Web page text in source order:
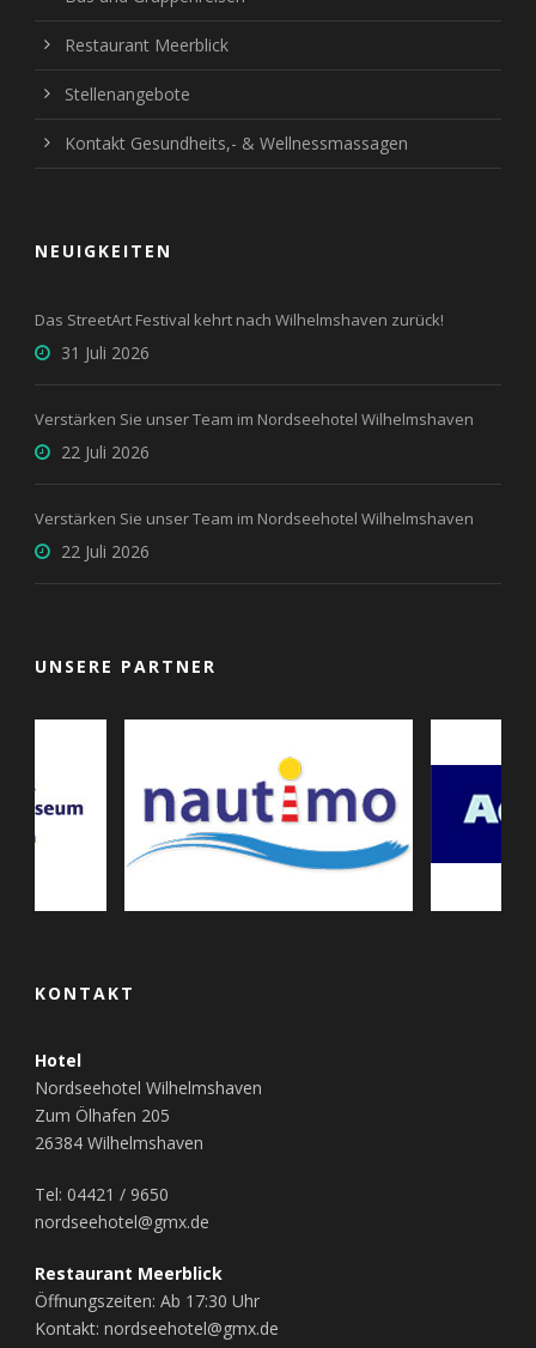
Restaurant Meerblick
Stellenangebote
Kontakt Gesundheits,- & Wellnessmassagen
NEUIGKEITEN
Das StreetArt Festival kehrt nach Wilhelmshaven zurück!
31 Juli 2026
Verstärken Sie unser Team im Nordseehotel Wilhelmshaven
22 Juli 2026
Verstärken Sie unser Team im Nordseehotel Wilhelmshaven
22 Juli 2026
UNSERE PARTNER
KONTAKT
Hotel
Nordseehotel Wilhelmshaven
Zum Ölhafen 205
26384 Wilhelmshaven
Tel: 04421 / 9650
nordseehotel@gmx.de
Restaurant Meerblick
Öffnungszeiten: Ab 17:30 Uhr
Kontakt: nordseehotel@gmx.de